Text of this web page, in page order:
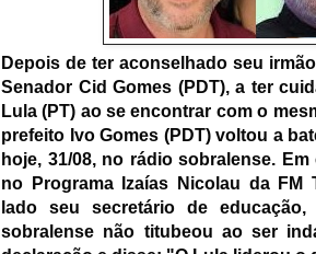
Depois de ter aconselhado seu
Senador Cid Gomes (PDT), a ter
Lula (PT) ao se encontrar com o
prefeito Ivo Gomes (PDT) voltou a
hoje, 31/08, no rádio sobralense.
no Programa Izaías Nicolau da FM
lado seu secretário de
sobralense não titubeou ao ser